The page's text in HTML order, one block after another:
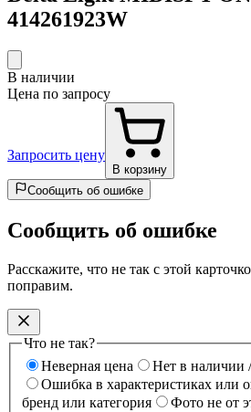
414261923W
В наличии
Цена по запросу
Запросить цену
В корзину
Сообщить об ошибке
Сообщить об ошибке
Расскажите, что не так с этой
поправим.
Что не так?
Неверная цена
Нет в наличии
Ошибка в характеристиках или
бренд или категория
Фото не от